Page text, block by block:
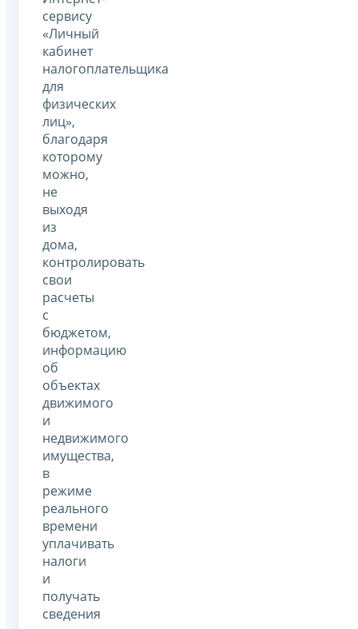
сервису
«Личный
кабинет
налогоплательщика
для
физических
лиц»,
благодаря
которому
можно,
не
выходя
из
дома,
контролировать
свои
расчеты
с
бюджетом,
информацию
об
объектах
движимого
и
недвижимого
имущества,
в
режиме
реального
времени
уплачивать
налоги
и
получать
сведения